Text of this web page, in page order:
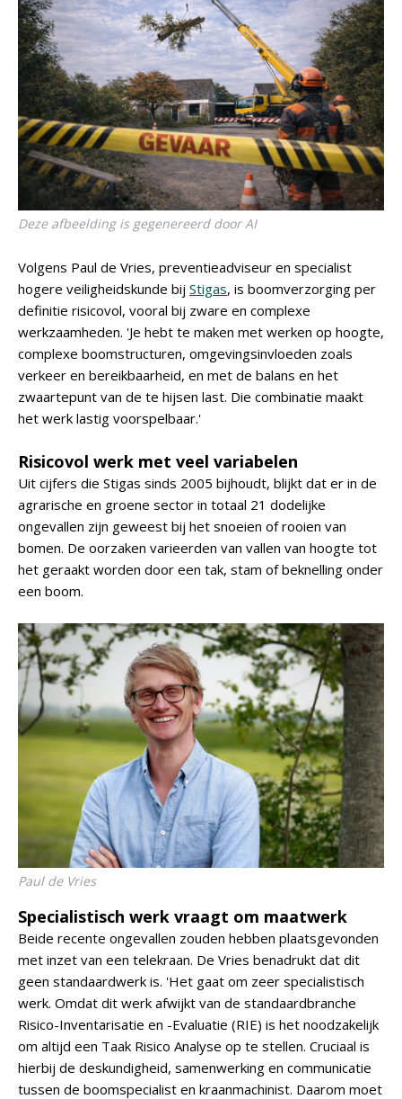
Deze afbeelding is gegenereerd door AI
Volgens Paul de Vries, preventieadviseur en specialist
hogere veiligheidskunde bij Stigas, is boomverzorging per
definitie risicovol, vooral bij zware en complexe
werkzaamheden. 'Je hebt te maken met werken op hoogte,
complexe boomstructuren, omgevingsinvloeden zoals
verkeer en bereikbaarheid, en met de balans en het
zwaartepunt van de te hijsen last. Die combinatie maakt
het werk lastig voorspelbaar.'
Risicovol werk met veel variabelen
Uit cijfers die Stigas sinds 2005 bijhoudt, blijkt dat er in de
agrarische en groene sector in totaal 21 dodelijke
ongevallen zijn geweest bij het snoeien of rooien van
bomen. De oorzaken varieerden van vallen van hoogte tot
het geraakt worden door een tak, stam of beknelling onder
een boom.
Paul de Vries
Specialistisch werk vraagt om maatwerk
Beide recente ongevallen zouden hebben plaatsgevonden
met inzet van een telekraan. De Vries benadrukt dat dit
geen standaardwerk is. 'Het gaat om zeer specialistisch
werk. Omdat dit werk afwijkt van de standaardbranche
Risico-Inventarisatie en -Evaluatie (RIE) is het noodzakelijk
om altijd een Taak Risico Analyse op te stellen. Cruciaal is
hierbij de deskundigheid, samenwerking en communicatie
tussen de boomspecialist en kraanmachinist. Daarom moet